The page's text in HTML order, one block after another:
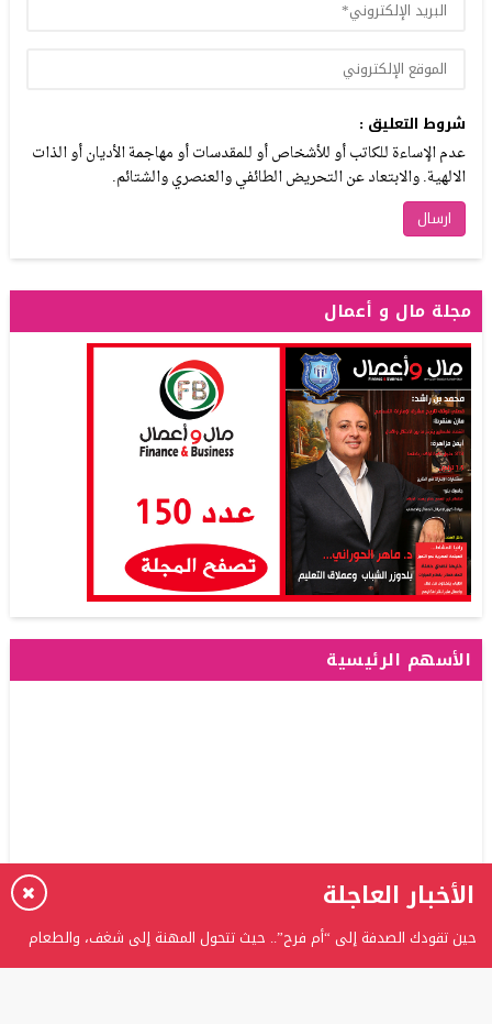
شروط التعليق :
عدم الإساءة للكاتب أو للأشخاص أو للمقدسات أو مهاجمة الأديان أو الذات
الالهية. والابتعاد عن التحريض الطائفي والعنصري والشتائم.
مجلة مال و أعمال
الأسهم الرئيسية
الأخبار العاجلة
حين تقودك الصدفة إلى “أم فرح”.. حيث تتحول المهنة إلى شغف، والطعام
إلى حكاية